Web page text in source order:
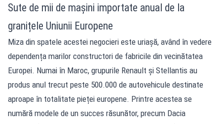
Sute de mii de mașini importate anual de la
granițele Uniunii Europene
Miza din spatele acestei negocieri este uriașă, având în vedere
dependența marilor constructori de fabricile din vecinătatea
Europei. Numai în Maroc, grupurile Renault și Stellantis au
produs anul trecut peste 500.000 de autovehicule destinate
aproape în totalitate pieței europene. Printre acestea se
numără modele de un succes răsunător, precum Dacia